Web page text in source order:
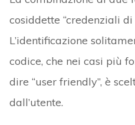
cosiddette “credenziali di
L’identificazione
codice, che nei casi più
dire “user friendly”, è
dall’utente.